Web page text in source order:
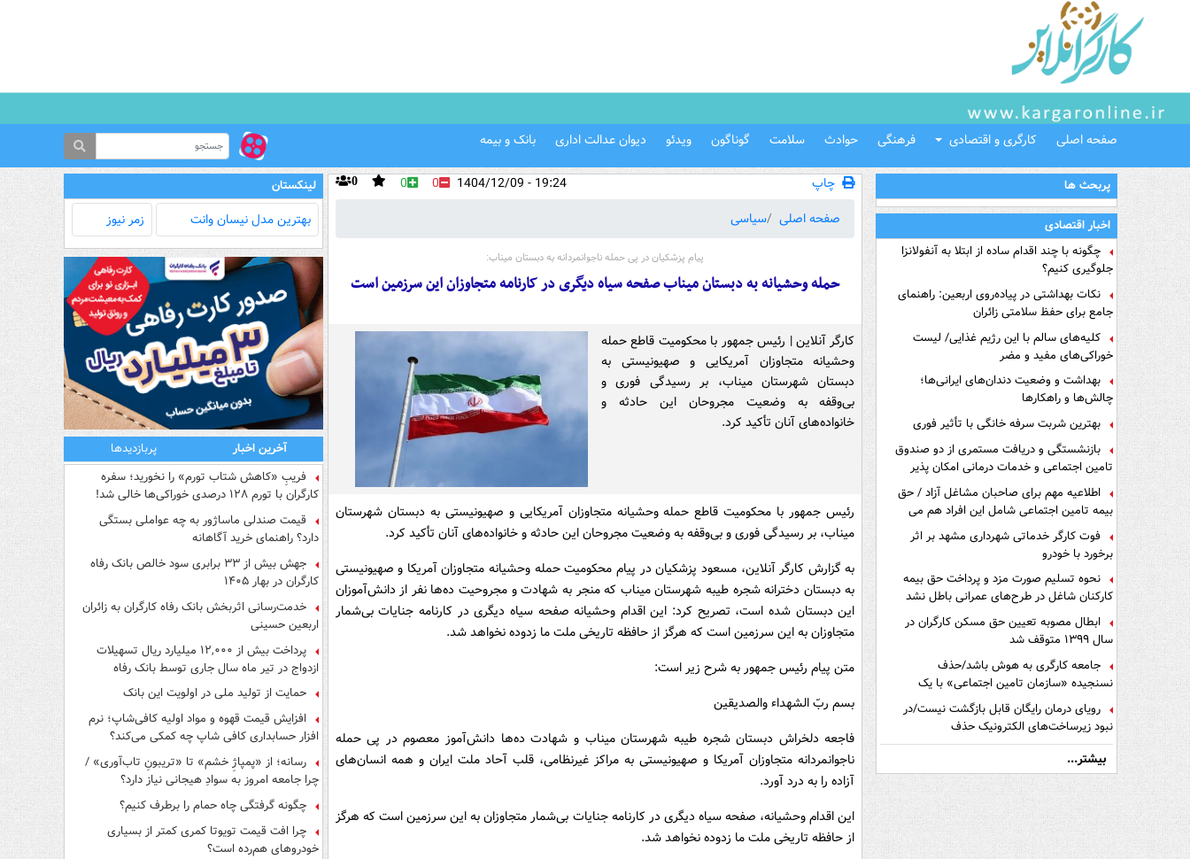
صفحه اصلی کارگری و اقتصادی فرهنگی حوادث سلامت گوناگون ویدئو دیوان عدالت اداری بانک و بیمه
پربحث ها
اخبار اقتصادی
چگونه با چند اقدام ساده از ابتلا به آنفولانزا
جلوگیری کنیم؟
نکات بهداشتی در پیاده‌روی اربعین: راهنمای
جامع برای حفظ سلامتی زائران
کلیه‌های سالم با این رژیم غذایی/ لیست
خوراکی‌های مفید و مضر
بهداشت و وضعیت دندان‌های ایرانی‌ها؛
چالش‌ها و راهکارها
بهترین شربت سرفه خانگی با تأثیر فوری
بازنشستگی و دریافت مستمری از دو صندوق
تامین اجتماعی و خدمات درمانی امکان پذیر
است ؟
اطلاعیه مهم برای صاحبان مشاغل آزاد / حق
بیمه تامین اجتماعی شامل این افراد هم می
شودفوت کارگر خدماتی شهرداری مشهد بر اثر
برخورد با خودرو
نحوه تسلیم صورت مزد و پرداخت حق بیمه
کارکنان شاغل در طرح‌های عمرانی باطل نشد
ابطال مصوبه تعیین حق مسکن کارگران در
سال ۱۳۹۹ متوقف شد
جامعه کارگری به هوش باشد/حذف
نسنجیده «سازمان تامین اجتماعی» با یک
تفاهم نامه!
رویای درمان رایگان قابل بازگشت نیست/در
نبود زیرساخت‌های الکترونیک حذف
دفترچه‌های بیمه اشتباه مضاعف است
بیشتر...
چاپ 0 0 0
19:24 - 1404/12/09
صفحه اصلی
سیاسی
پیام پزشکیان در پی حمله ناجوانمردانه به دبستان میناب:
حمله وحشیانه به دبستان میناب صفحه سیاه دیگری در کارنامه متجاوزان این سرزمین است
کارگر آنلاین | رئیس جمهور با محکومیت قاطع حمله
وحشیانه متجاوزان آمریکایی و صهیونیستی به
دبستان شهرستان میناب، بر رسیدگی فوری و
بی‌وقفه به وضعیت مجروحان این حادثه و
خانواده‌های آنان تأکید کرد.
رئیس جمهور با محکومیت قاطع حمله وحشیانه متجاوزان آمریکایی و صهیونیستی به دبستان شهرستان
میناب، بر رسیدگی فوری و بی‌وقفه به وضعیت مجروحان این حادثه و خانواده‌های آنان تأکید کرد.
به گزارش کارگر آنلاین، مسعود پزشکیان در پیام محکومیت حمله وحشیانه متجاوزان آمریکا و صهیونیستی
به دبستان دخترانه شجره طیبه شهرستان میناب که منجر به شهادت و مجروحیت ده‌ها نفر از دانش‌آموزان
این دبستان شده است، تصریح کرد: این اقدام وحشیانه صفحه سیاه دیگری در کارنامه جنایات بی‌شمار
متجاوزان به این سرزمین است که هرگز از حافظه تاریخی ملت ما زدوده نخواهد شد.
متن پیام رئیس جمهور به شرح زیر است:
بسم ربّ الشهداء والصدیقین
فاجعه دلخراش دبستان شجره طیبه شهرستان میناب و شهادت ده‌ها دانش‌آموز معصوم در پی حمله
ناجوانمردانه متجاوزان آمریکا و صهیونیستی به مراکز غیرنظامی، قلب آحاد ملت ایران و همه انسان‌های
آزاده را به درد آورد.
این اقدام وحشیانه، صفحه سیاه دیگری در کارنامه جنایات بی‌شمار متجاوزان به این سرزمین است که هرگز
از حافظه تاریخی ملت ما زدوده نخواهد شد.
لینکستان
بهترین مدل‌ نیسان وانت زمر نیوز
آخرین اخبار
پربازدیدها
فریبِ «کاهش شتاب تورم» را نخورید؛ سفره
کارگران با تورم ۱۲۸ درصدی خوراکی‌ها خالی شد!
قیمت صندلی ماساژور به چه عواملی بستگی
دارد؟ راهنمای خرید آگاهانه
جهش بیش از ۳۳ برابری سود خالص بانک رفاه
کارگران در بهار ۱۴۰۵
خدمت‌رسانی اثربخش بانک رفاه کارگران به زائران
اربعین حسینی
پرداخت بیش از ۱۲,۰۰۰ میلیارد ریال تسهیلات
ازدواج در تیر ماه سال جاری توسط بانک رفاه
کارگران
حمایت از تولید ملی در اولویت این بانک
افزایش قیمت قهوه و مواد اولیه کافی‌شاپ؛ نرم
افزار حسابداری کافی شاپ چه کمکی می‌کند؟
رسانه؛ از «پمپاژِ خشم» تا «تریبونِ تاب‌آوری» /
چرا جامعه امروز به سوادِ هیجانی نیاز دارد؟
چگونه گرفتگی چاه حمام را برطرف کنیم؟
چرا افت قیمت تویوتا کمری کمتر از بسیاری
خودروهای هم‌رده است؟